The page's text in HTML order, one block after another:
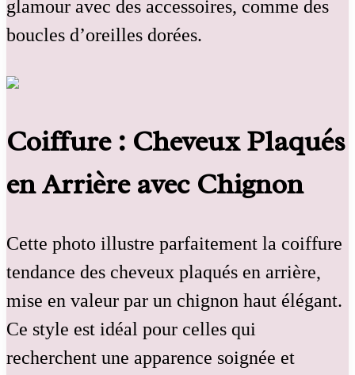
glamour avec des accessoires, comme des
boucles d’oreilles dorées.
Coiffure : Cheveux Plaqués
en Arrière avec Chignon
Cette photo illustre parfaitement la coiffure
tendance des cheveux plaqués en arrière,
mise en valeur par un chignon haut élégant.
Ce style est idéal pour celles qui
recherchent une apparence soignée et